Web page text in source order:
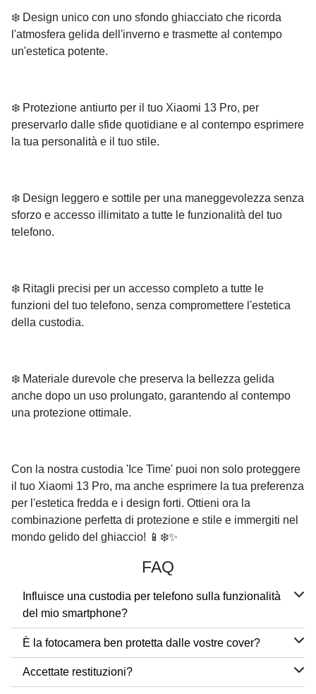
❄️ Design unico con uno sfondo ghiacciato che ricorda
l'atmosfera gelida dell'inverno e trasmette al contempo
un'estetica potente.
❄️ Protezione antiurto per il tuo Xiaomi 13 Pro, per
preservarlo dalle sfide quotidiane e al contempo esprimere
la tua personalità e il tuo stile.
❄️ Design leggero e sottile per una maneggevolezza senza
sforzo e accesso illimitato a tutte le funzionalità del tuo
telefono.
❄️ Ritagli precisi per un accesso completo a tutte le
funzioni del tuo telefono, senza compromettere l'estetica
della custodia.
❄️ Materiale durevole che preserva la bellezza gelida
anche dopo un uso prolungato, garantendo al contempo
una protezione ottimale.
Con la nostra custodia 'Ice Time' puoi non solo proteggere
il tuo Xiaomi 13 Pro, ma anche esprimere la tua preferenza
per l'estetica fredda e i design forti. Ottieni ora la
combinazione perfetta di protezione e stile e immergiti nel
mondo gelido del ghiaccio! 📱❄️✨
FAQ
Influisce una custodia per telefono sulla funzionalità
del mio smartphone?
È la fotocamera ben protetta dalle vostre cover?
Accettate restituzioni?